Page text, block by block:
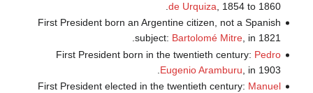
de Urquiza , 1854 to 1860.
First President born an Argentine citizen, not a Spanish
subject: Bartolomé Mitre, in 1821.
First President born in the twentieth century: Pedro
Eugenio Aramburu , in 1903.
First President elected in the twentieth century: Manuel